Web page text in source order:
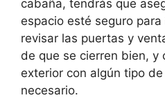
cabaña, tendrás que
espacio esté seguro
revisar las puertas y
de que se cierren bien, y
exterior con algún tipo
necesario.